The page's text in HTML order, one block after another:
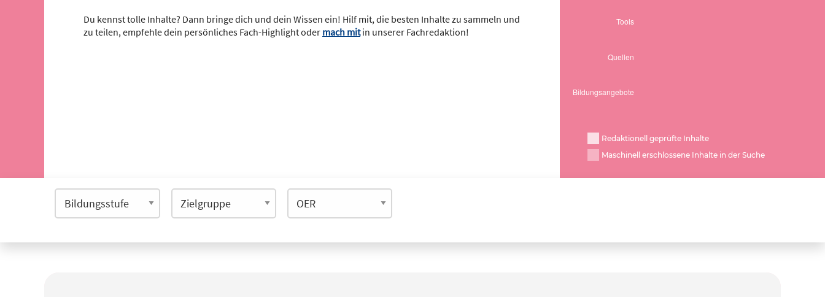
Du kennst tolle Inhalte? Dann bringe dich und dein Wissen ein! Hilf mit, die besten Inhalte zu sammeln und
zu teilen, empfehle dein persönliches Fach-Highlight oder mach mitin unserer Fachredaktion!
Redaktionell geprüfte Inhalte
Maschinell erschlossene Inhalte in der Suche